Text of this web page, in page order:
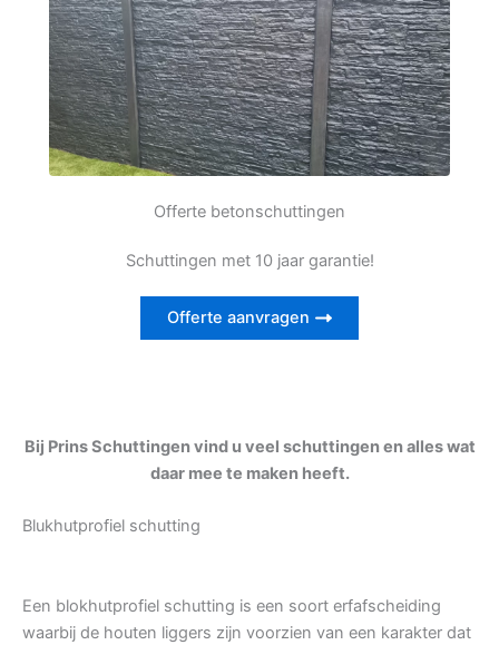
Offerte betonschuttingen
Schuttingen met 10 jaar garantie!
Offerte aanvragen
Bij Prins Schuttingen vind u veel schuttingen en alles wat
daar mee te maken heeft.
Blukhutprofiel schutting
Een blokhutprofiel schutting is een soort erfafscheiding
waarbij de houten liggers zijn voorzien van een karakter dat